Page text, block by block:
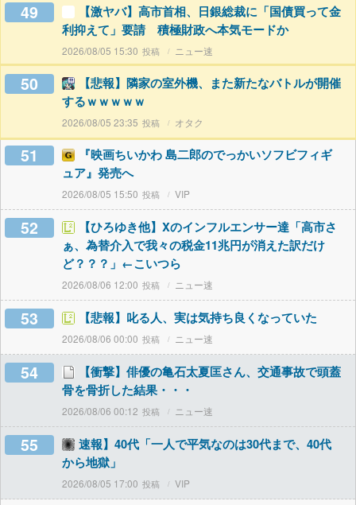
49
【激ヤバ】高市首相、日銀総裁に「国債買って金
利抑えて」要請 積極財政へ本気モードか
2026/08/05 15:30 ニュー速
50
【悲報】隣家の室外機、また新たなバトルが開催
するｗｗｗｗｗ
2026/08/05 23:35 オタク
51
『映画ちいかわ 島二郎のでっかいソフビフィギ
ュア』発売へ
2026/08/05 15:50 VIP
52
【ひろゆき他】Xのインフルエンサー達「高市さ
ぁ、為替介入で我々の税金11兆円が消えた訳だけ
ど？？？」←こいつら
2026/08/06 12:00 ニュー速
53 【悲報】叱る人、実は気持ち良くなっていた
2026/08/06 00:00 ニュー速
54
【衝撃】俳優の亀石太夏匡さん、交通事故で頭蓋
骨を骨折した結果・・・
2026/08/06 00:12 ニュー速
55
速報】40代「一人で平気なのは30代まで、40代
から地獄」
2026/08/05 17:00 VIP